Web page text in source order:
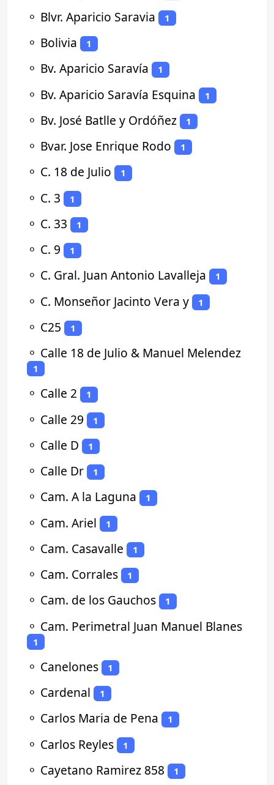
⚬ Blvr. Aparicio Saravia 1
⚬ Bolivia 1
⚬ Bv. Aparicio Saravía 1
⚬ Bv. Aparicio Saravía Esquina 1
⚬ Bv. José Batlle y Ordóñez 1
⚬ Bvar. Jose Enrique Rodo 1
⚬ C. 18 de Julio 1
⚬ C. 3 1
⚬ C. 33 1
⚬ C. 9 1
⚬ C. Gral. Juan Antonio Lavalleja 1
⚬ C. Monseñor Jacinto Vera y 1
⚬ C25 1
⚬ Calle 18 de Julio & Manuel Melendez
1
⚬ Calle 2 1
⚬ Calle 29 1
⚬ Calle D 1
⚬ Calle Dr 1
⚬ Cam. A la Laguna 1
⚬ Cam. Ariel 1
⚬ Cam. Casavalle 1
⚬ Cam. Corrales 1
⚬ Cam. de los Gauchos 1
⚬ Cam. Perimetral Juan Manuel Blanes
1
⚬ Canelones 1
⚬ Cardenal 1
⚬ Carlos Maria de Pena 1
⚬ Carlos Reyles 1
⚬ Cayetano Ramirez 858 1